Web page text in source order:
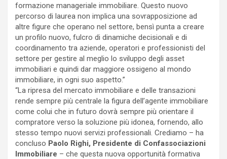
formazione manageriale immobiliare. Questo nuovo
percorso di laurea non implica una sovrapposizione ad
altre figure che operano nel settore, bensì punta a creare
un profilo nuovo, fulcro di dinamiche decisionali e di
coordinamento tra aziende, operatori e professionisti del
settore per gestire al meglio lo sviluppo degli asset
immobiliari e quindi dar maggiore ossigeno al mondo
immobiliare, in ogni suo aspetto.”
“La ripresa del mercato immobiliare e delle transazioni
rende sempre più centrale la figura dell’agente immobiliare
come colui che in futuro dovrà sempre più orientare il
compratore verso la soluzione più idonea, fornendo, allo
stesso tempo nuovi servizi professionali. Crediamo – ha
concluso Paolo Righi, Presidente di Confassociazioni
Immobiliare – che questa nuova opportunità formativa